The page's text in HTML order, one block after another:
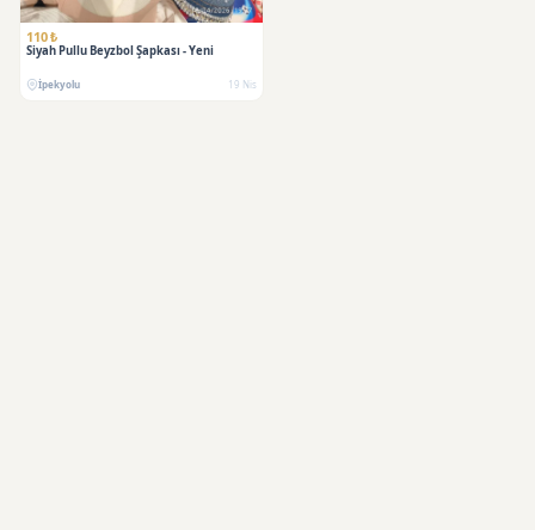
110 ₺
Siyah Pullu Beyzbol Şapkası - Yeni
İpekyolu 19 Nis